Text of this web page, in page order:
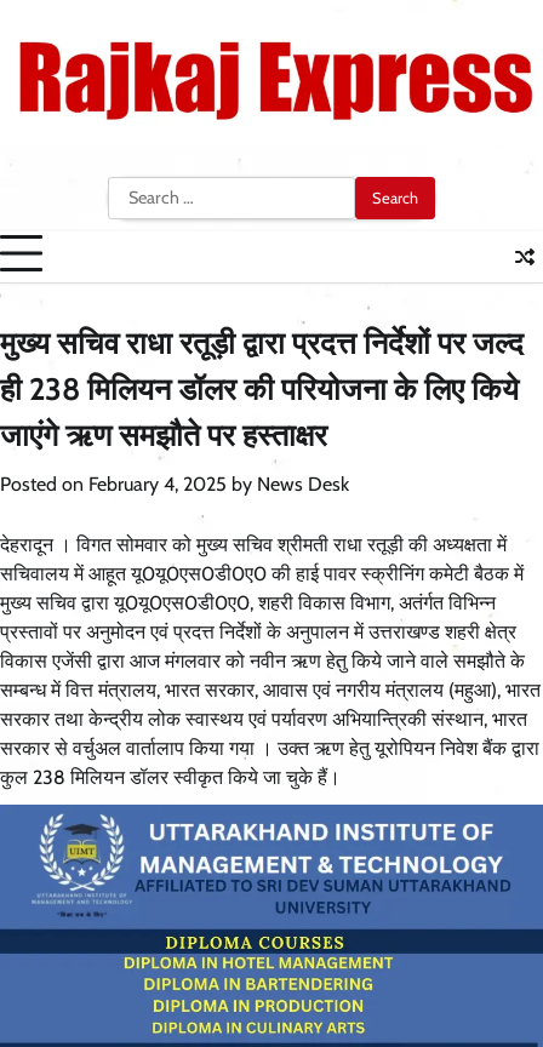
content
Search
for:
मुख्य सचिव राधा रतूड़ी द्वारा प्रदत्त निर्देशों पर जल्द
ही 238 मिलियन डॉलर की परियोजना के लिए किये
जाएंगे ऋण समझौते पर हस्ताक्षर
Posted on February 4, 2025 by News Desk
देहरादून । विगत सोमवार को मुख्य सचिव श्रीमती राधा रतूड़ी की अध्यक्षता में
सचिवालय में आहूत यू0यू0एस0डी0ए0 की हाई पावर स्क्रीनिंग कमेटी बैठक में
मुख्य सचिव द्वारा यू0यू0एस0डी0ए0, शहरी विकास विभाग, अतंर्गत विभिन्न
प्रस्तावों पर अनुमोदन एवं प्रदत्त निर्देशों के अनुपालन में उत्तराखण्ड शहरी क्षेत्र
विकास एजेंसी द्वारा आज मंगलवार को नवीन ऋण हेतु किये जाने वाले समझौते के
सम्बन्ध में वित्त मंत्रालय, भारत सरकार, आवास एवं नगरीय मंत्रालय (महुआ), भारत
सरकार तथा केन्द्रीय लोक स्वास्थय एवं पर्यावरण अभियान्त्रिकी संस्थान, भारत
सरकार से वर्चुअल वार्तालाप किया गया । उक्त ऋण हेतु यूरोपियन निवेश बैंक द्वारा
कुल 238 मिलियन डॉलर स्वीकृत किये जा चुके हैं।